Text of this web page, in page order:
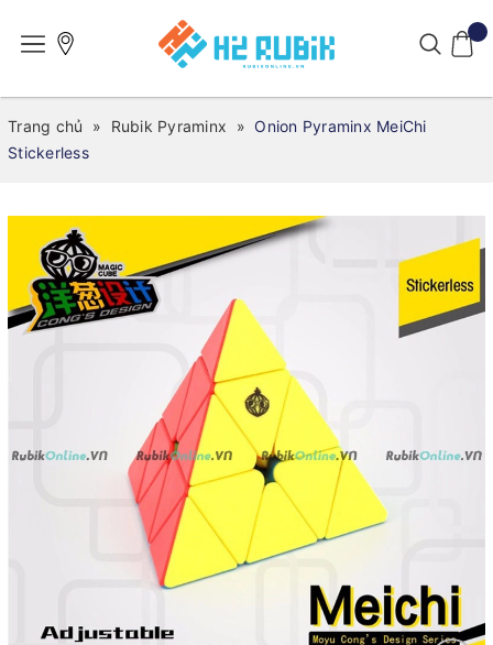
Trang chủ » Rubik Pyraminx » Onion Pyraminx MeiChi
Stickerless